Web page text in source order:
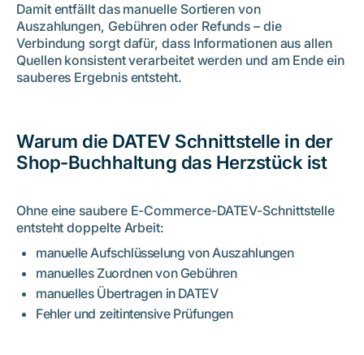
Damit entfällt das manuelle Sortieren von
Auszahlungen, Gebühren oder Refunds – die
Verbindung sorgt dafür, dass Informationen aus allen
Quellen konsistent verarbeitet werden und am Ende ein
sauberes Ergebnis entsteht.
Warum die DATEV Schnittstelle in der
Shop-Buchhaltung das Herzstück ist
Ohne eine saubere E-Commerce-DATEV-Schnittstelle
entsteht doppelte Arbeit:
manuelle Aufschlüsselung von Auszahlungen
manuelles Zuordnen von Gebühren
manuelles Übertragen in DATEV
Fehler und zeitintensive Prüfungen